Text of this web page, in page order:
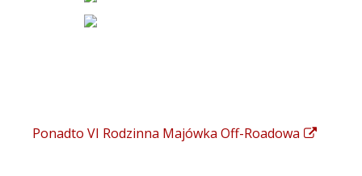
Ponadto VI Rodzinna Majówka Off-Roadowa